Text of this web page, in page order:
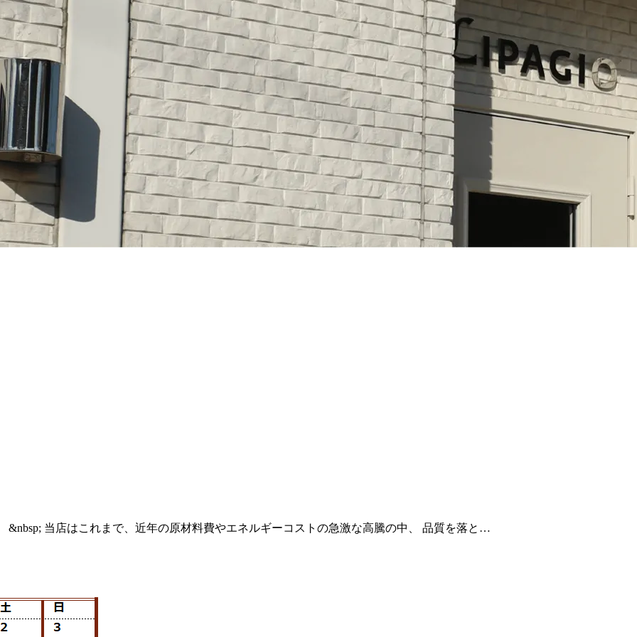
当店はこれまで、近年の原材料費やエネルギーコストの急激な高騰の中、 品質を落と…